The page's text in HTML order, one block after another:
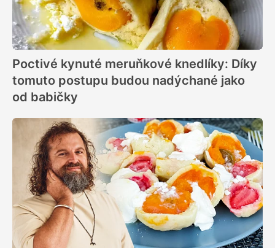
Poctivé kynuté meruňkové knedlíky: Díky
tomuto postupu budou nadýchané jako
od babičky